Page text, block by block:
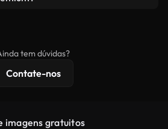
tem dúvidas?
Contate-nos
imagens gratuitos